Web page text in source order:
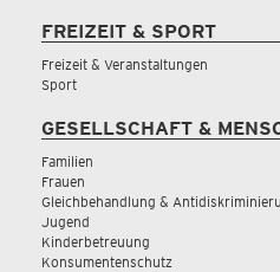
FREIZEIT & SPORT
Freizeit & Veranstaltungen
Sport
GESELLSCHAFT &
Familien
Frauen
Gleichbehandlung &
Jugend
Kinderbetreuung
Konsumentenschutz